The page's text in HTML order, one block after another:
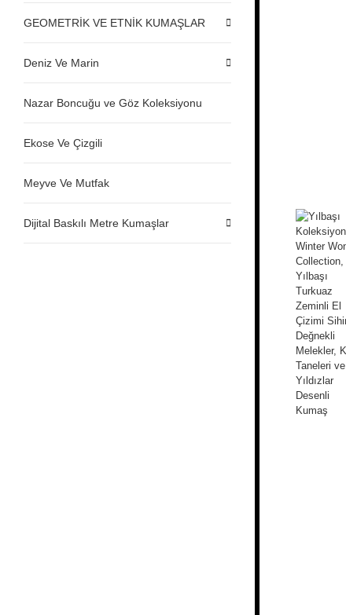
GEOMETRİK VE ETNİK KUMAŞLAR
Deniz Ve Marin
Nazar Boncuğu ve Göz Koleksiyonu
Ekose Ve Çizgili
Meyve Ve Mutfak
Dijital Baskılı Metre Kumaşlar